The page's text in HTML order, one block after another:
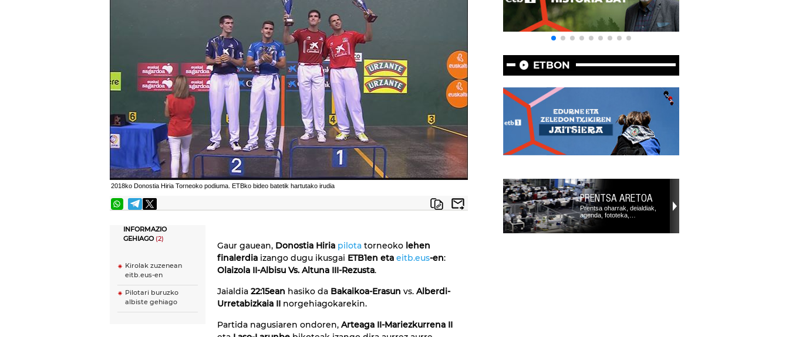
2018ko Donostia Hiria Torneoko podiuma. ETBko bideo batetik hartutako irudia
INFORMAZIO
GEHIAGO(2)
Kirolak zuzenean
eitb.eus-en
Pilotari buruzko
albiste gehiago
Gaur gauean, Donostia Hiria pilota torneoko lehen
finalerdia izango dugu ikusgai ETB1en eta eitb.eus-en:
Olaizola II-Albisu Vs. Altuna III-Rezusta.
Jaialdia 22:15ean hasiko da Bakaikoa-Erasun vs. Alberdi-
Urretabizkaia II norgehiagokarekin.
Partida nagusiaren ondoren, Arteaga II-Mariezkurrena II
ETBON
PRENTSA ARETOA
Prentsa oharrak, deialdiak,
agenda, fototeka,…